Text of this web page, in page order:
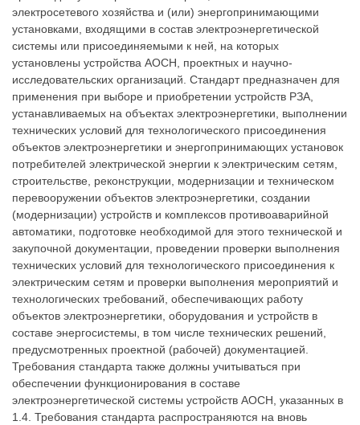
электросетевого хозяйства и (или) энергопринимающими
установками, входящими в состав электроэнергетической
системы или присоединяемыми к ней, на которых
установлены устройства АОСН, проектных и научно-
исследовательских организаций. Стандарт предназначен для
применения при выборе и приобретении устройств РЗА,
устанавливаемых на объектах электроэнергетики, выполнении
технических условий для технологического присоединения
объектов электроэнергетики и энергопринимающих установок
потребителей электрической энергии к электрическим сетям,
строительстве, реконструкции, модернизации и техническом
перевооружении объектов электроэнергетики, создании
(модернизации) устройств и комплексов противоаварийной
автоматики, подготовке необходимой для этого технической и
закупочной документации, проведении проверки выполнения
технических условий для технологического присоединения к
электрическим сетям и проверки выполнения мероприятий и
технологических требований, обеспечивающих работу
объектов электроэнергетики, оборудования и устройств в
составе энергосистемы, в том числе технических решений,
предусмотренных проектной (рабочей) документацией.
Требования стандарта также должны учитываться при
обеспечении функционирования в составе
электроэнергетической системы устройств АОСН, указанных в
1.4. Требования стандарта распространяются на вновь